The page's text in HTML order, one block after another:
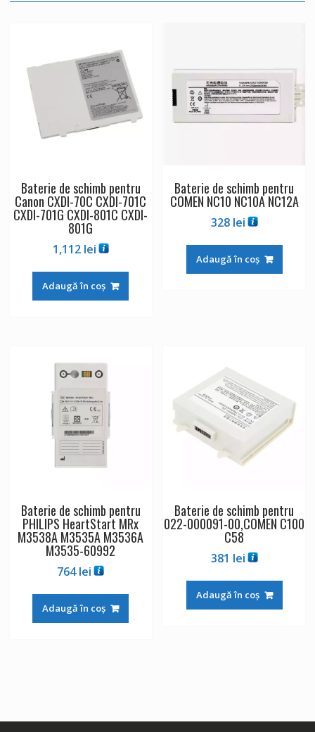
Baterie de schimb pentru
Canon CXDI-70C CXDI-701C
CXDI-701G CXDI-801C CXDI-
801G
1,112 lei
Adaugă în coș
Baterie de schimb pentru
COMEN NC10 NC10A NC12A
328 lei
Adaugă în coș
Baterie de schimb pentru
PHILIPS HeartStart MRx
M3538A M3535A M3536A
M3535-60992
764lei
Adaugă în coș
Baterie de schimb pentru
022-000091-00,COMEN C100
C58
381 lei
Adaugă în coș